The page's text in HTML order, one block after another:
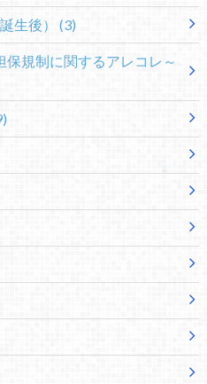
生後） (3)
規制に関するアレコレ～